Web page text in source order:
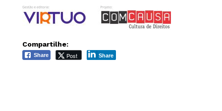
Compartilhe:
Share Post Share